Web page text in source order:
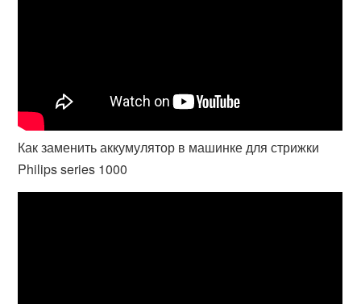
Как заменить аккумулятор в машинке для стрижки
Philips series 1000